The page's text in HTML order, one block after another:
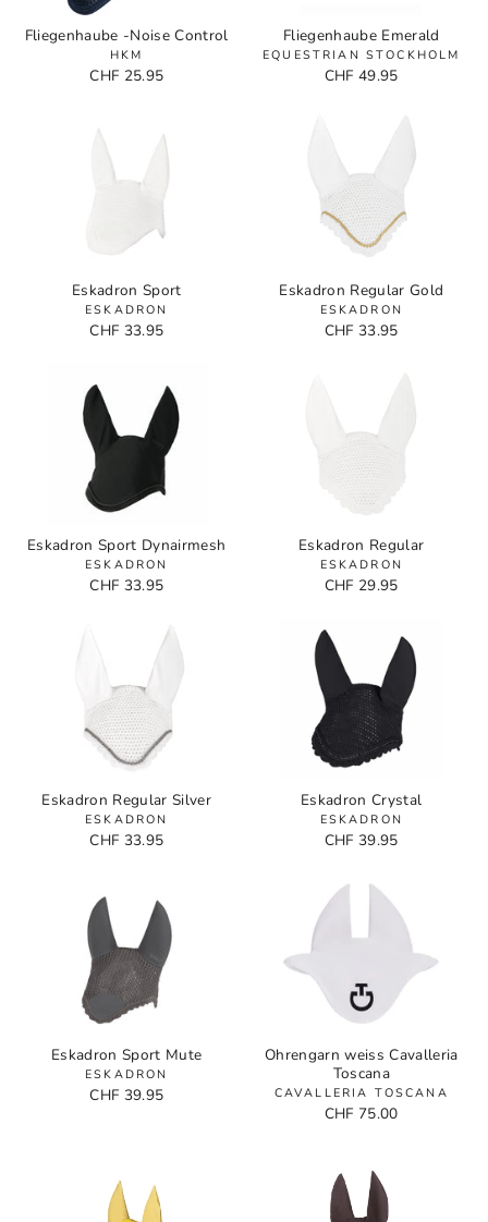
Fliegenhaube -Noise Control
HKM
CHF 25.95
Fliegenhaube Emerald
EQUESTRIAN STOCKHOLM
CHF 49.95
Eskadron Sport
ESKADRON
CHF 33.95
Eskadron Regular Gold
ESKADRON
CHF 33.95
Eskadron Sport Dynairmesh
ESKADRON
CHF 33.95
Eskadron Regular
ESKADRON
CHF 29.95
Eskadron Regular Silver
ESKADRON
CHF 33.95
Eskadron Crystal
ESKADRON
CHF 39.95
Eskadron Sport Mute
ESKADRON
CHF 39.95
Ohrengarn weiss Cavalleria
Toscana
CAVALLERIA TOSCANA
CHF 75.00